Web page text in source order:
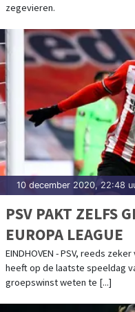
zegevieren.
10 december 2020, 22:48
PSV PAKT ZELFS
EUROPA LEAGUE
EINDHOVEN - PSV, reeds
heeft op de laatste speeldag
groepswinst weten te [...]